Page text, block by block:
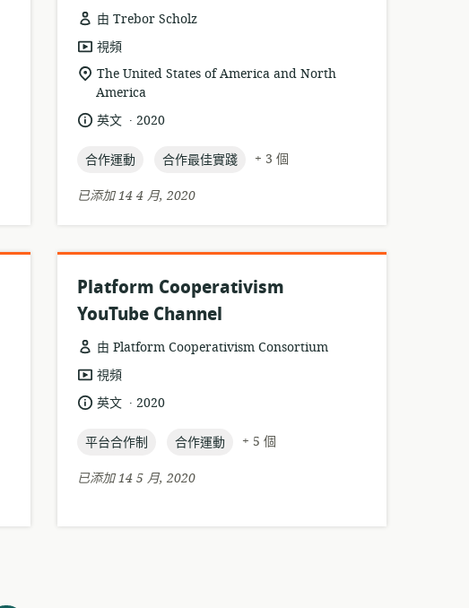
由 Trebor Scholz
資
源
格
視頻
相
關
位
The United States of America and North
America
語 英文 .
發
日
2020
topic:
合作運動 topic:
合作最佳實踐
+ 3 個
已添加 14 4 月, 2020
Platform Cooperativism
YouTube Channel
由 Platform Cooperativism Consortium
資
源
格
式:
視頻
語 英文 .
發
日
2020
topic:
平台合作制 topic:
合作運動
+ 5 個
已添加 14 5 月, 2020